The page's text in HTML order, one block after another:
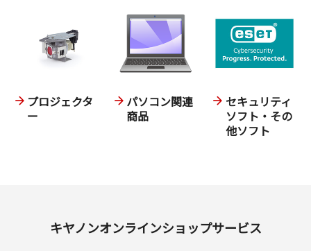
プロジェクタ
ー
パソコン関連
商品
セキュリティ
ソフト・その
他ソフト
キヤノンオンラインショップサービス